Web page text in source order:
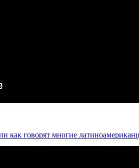
как говорят многие